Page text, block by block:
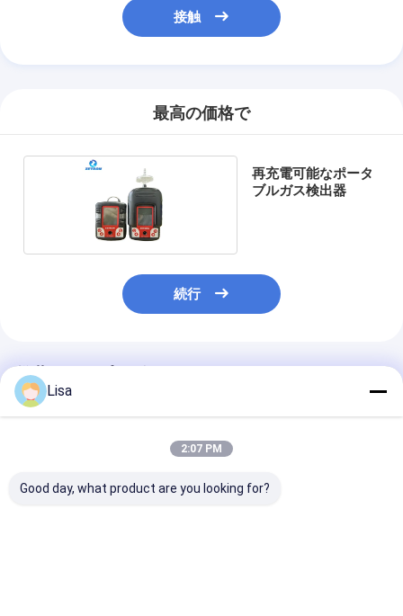
接触
最高の価格で
再充電可能なポータ
ブルガス検出器
続行
推薦されたプロダクト
Lisa
2:07 PM
Good day, what product are you looking for?